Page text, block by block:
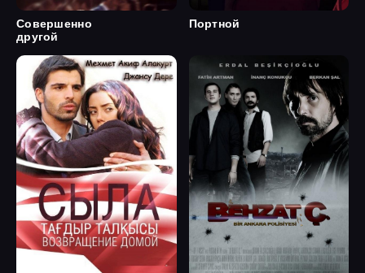
Совершенно
другой
Портной